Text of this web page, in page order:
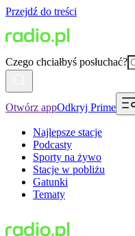
Przejdź do treści
Czego chciałbyś posłuchać?
Otwórz appOdkryj Prime
Najlepsze stacje
Podcasty
Sporty na żywo
Stacje w pobliżu
Gatunki
Tematy